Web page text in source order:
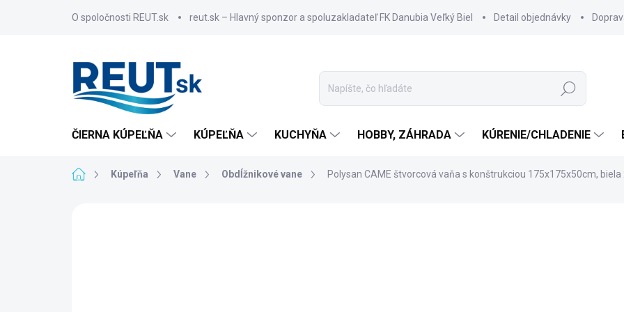
O spoločnosti REUT.sk reut.sk – Hlavný sponzor a spoluzakladateľ FK Danubia Veľký Biel Detail objednávky
Hľadať
ČIERNA KÚPEĽŇA KÚPEĽŇA KUCHYŇA HOBBY, ZÁHRADA KÚRENIE/CHLADENIE
DomovKúpeľňa Vane Obdĺžnikové vane Polysan CAME štvorcová vaňa s konštrukciou 175x175x50cm, biela